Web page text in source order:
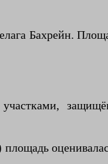
Бахрейн.